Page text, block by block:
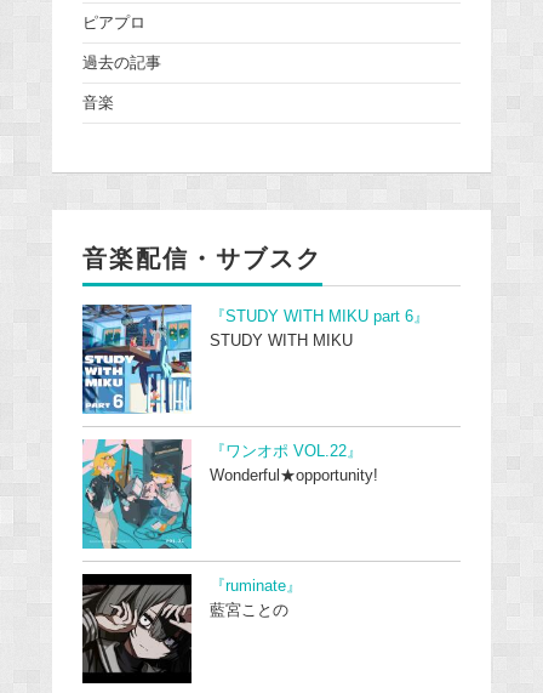
ピアプロ
過去の記事
音楽
音楽配信・サブスク
『STUDY WITH MIKU part 6』
STUDY WITH MIKU
『ワンオポ VOL.22』
Wonderful★opportunity!
『ruminate』
藍宮ことの